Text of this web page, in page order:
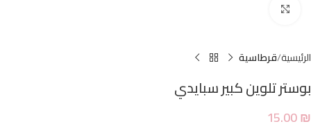
الرئيسية قرطاسية
بوستر تلوين كبير سبايدي
15.00₪